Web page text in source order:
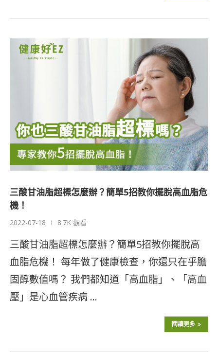
三酸甘油脂超標怎麼辦？簡單5招教你擺脫高血脂危
機！
2022-07-18 8.7K 觀看
三酸甘油脂超標怎麼辦？簡單5招教你擺脫高
血脂危機！ 每年做了健康檢查，你還只在乎膽
固醇數值嗎？ 我們都知道「高血脂」、「高血
壓」是心血管疾病 …
閱讀更多